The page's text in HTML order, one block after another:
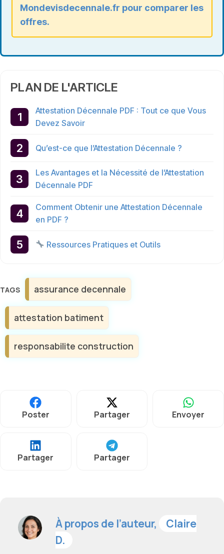
Mondevisdecennale.fr pour comparer les
offres.
PLAN DE L'ARTICLE
Attestation Décennale PDF : Tout ce que Vous
Devez Savoir
Qu’est-ce que l’Attestation Décennale ?
Les Avantages et la Nécessité de l’Attestation
Décennale PDF
Comment Obtenir une Attestation Décennale
en PDF ?
Ressources Pratiques et Outils
Étiquettes
assurance decennale
attestation batiment
responsabilite construction
Poster Partager Envoyer
Partager Partager
À propos de l’auteur,
Claire
D.